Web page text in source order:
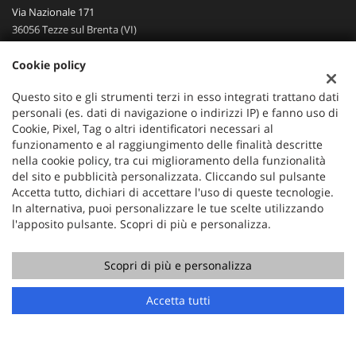
Contatta un consulente
Via Nazionale 171
36056 Tezze sul Brenta (VI)
Cellulare:
Email:
info@mercauto2.com
Dati fiscali:
ALLES DI INVERSO LORENZO
Via Nazionale, 171 PD - 36056 Tezze sul Brenta
C.F/P.IVA:03514030240
Registro delle imprese: PD
Cookie policy
Questo sito e gli strumenti terzi in esso integrati trattano dati
personali (es. dati di navigazione o indirizzi IP) e fanno uso di
Cookie, Pixel, Tag o altri identificatori necessari al
funzionamento e al raggiungimento delle finalità descritte
nella cookie policy, tra cui miglioramento della funzionalità
del sito e pubblicità personalizzata. Cliccando sul pulsante
Accetta tutto, dichiari di accettare l'uso di queste tecnologie.
In alternativa, puoi personalizzare le tue scelte utilizzando
l'apposito pulsante. Scopri di più e personalizza.
Scopri di più e personalizza
Accetta tutti